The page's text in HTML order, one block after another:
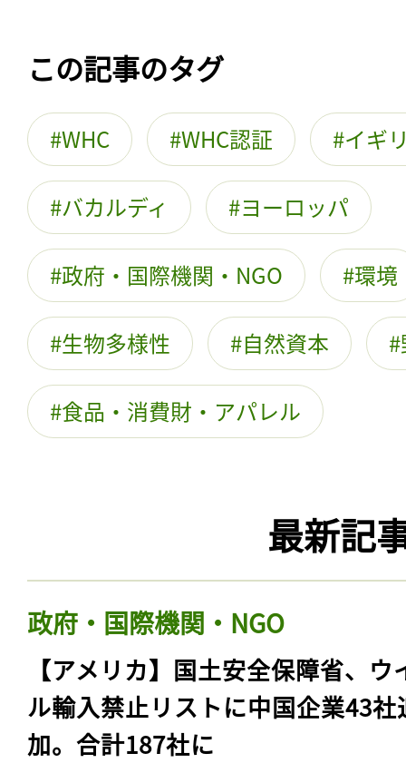
この記事のタグ
WHC WHC認証 イギ
バカルディ ヨーロッパ
政府・国際機関・NGO 環境
生物多様性 自然資本
食品・消費財・アパレル
最新記
政府・国際機関・NGO
【アメリカ】国土安全保障省、ウ
ル輸入禁止リストに中国企業43社
加。合計187社に